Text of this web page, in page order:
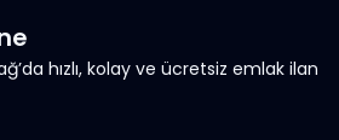
hızlı, kolay ve ücretsiz emlak ilan